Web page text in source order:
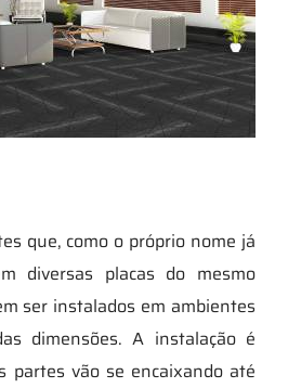
que, como o próprio nome já
diversas placas do mesmo
ser instalados em ambientes
dimensões. A instalação é
partes vão se encaixando até